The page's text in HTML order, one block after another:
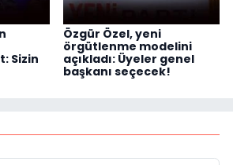
Sizin
Özgür Özel, yeni
örgütlenme modelini
açıkladı: Üyeler genel
başkanı seçecek!